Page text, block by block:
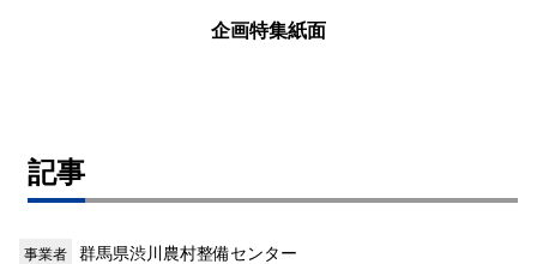
企画特集紙面
記事
事業者 群馬県渋川農村整備センター